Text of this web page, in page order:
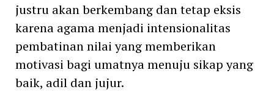
justru akan berkembang dan tetap eksis
karena agama menjadi intensionalitas
pembatinan nilai yang memberikan
motivasi bagi umatnya menuju sikap yang
baik, adil dan jujur.